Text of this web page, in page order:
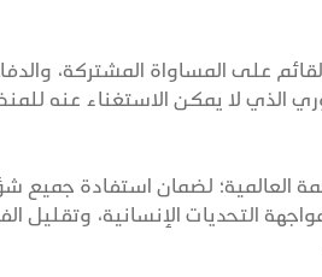
على المساواة المشتركة،
الذي لا يمكن الاستغناء عنه
العالمية؛ لضمان استفادة جميع
التحديات الإنسانية، وتقليل